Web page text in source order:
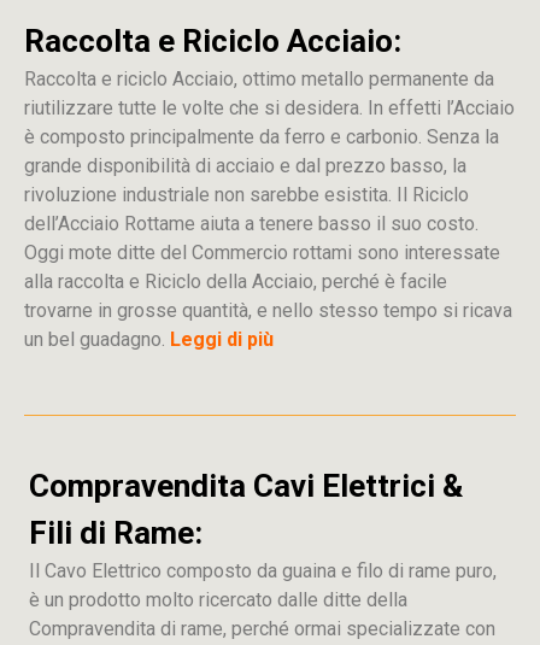
Raccolta e Riciclo Acciaio:
Raccolta e riciclo Acciaio, ottimo metallo permanente da
riutilizzare tutte le volte che si desidera. In effetti l’Acciaio
è composto principalmente da ferro e carbonio. Senza la
grande disponibilità di acciaio e dal prezzo basso, la
rivoluzione industriale non sarebbe esistita. Il Riciclo
dell’Acciaio Rottame aiuta a tenere basso il suo costo.
Oggi mote ditte del Commercio rottami sono interessate
alla raccolta e Riciclo della Acciaio, perché è facile
trovarne in grosse quantità, e nello stesso tempo si ricava
un bel guadagno. Leggi di più
Compravendita Cavi Elettrici &
Fili di Rame:
Il Cavo Elettrico composto da guaina e filo di rame puro,
è un prodotto molto ricercato dalle ditte della
Compravendita di rame, perché ormai specializzate con